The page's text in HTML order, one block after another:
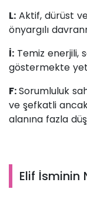
L: Aktif, dürüst
önyargılı
İ: Temiz enerjili,
göstermekte
F:Sorumluluk
ve şefkatli ancak
alanına fazla
Elif İsminin